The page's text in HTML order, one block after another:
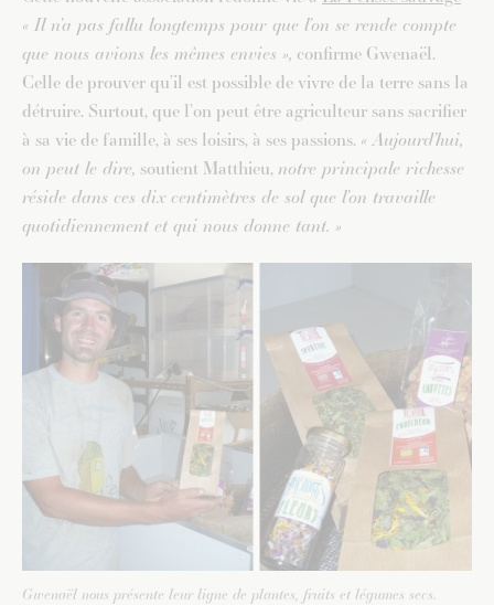
« Il n’a pas fallu longtemps pour que l’on se rende compte
que nous avions les mêmes envies », confirme Gwenaël.
Celle de prouver qu’il est possible de vivre de la terre sans la
détruire. Surtout, que l’on peut être agriculteur sans sacrifier
à sa vie de famille, à ses loisirs, à ses passions. « Aujourd’hui,
on peut le dire, soutient Matthieu, notre principale richesse
réside dans ces dix centimètres de sol que l’on travaille
quotidiennement et qui nous donne tant. »
Gwenaël nous présente leur ligne de plantes, fruits et légumes secs.